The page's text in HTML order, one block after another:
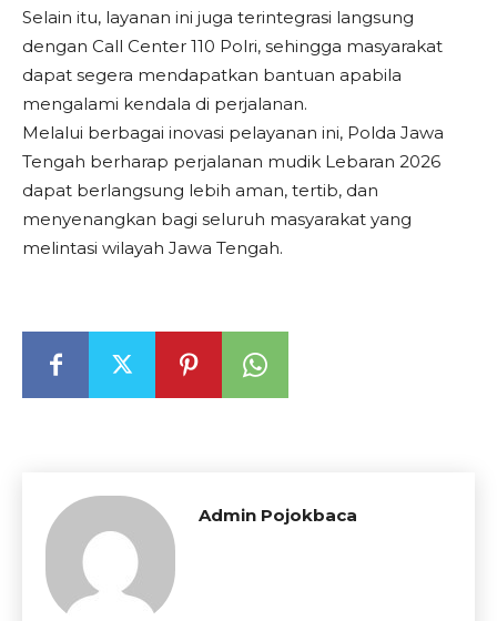
Selain itu, layanan ini juga terintegrasi langsung
dengan Call Center 110 Polri, sehingga masyarakat
dapat segera mendapatkan bantuan apabila
mengalami kendala di perjalanan.
Melalui berbagai inovasi pelayanan ini, Polda Jawa
Tengah berharap perjalanan mudik Lebaran 2026
dapat berlangsung lebih aman, tertib, dan
menyenangkan bagi seluruh masyarakat yang
melintasi wilayah Jawa Tengah.
Admin Pojokbaca